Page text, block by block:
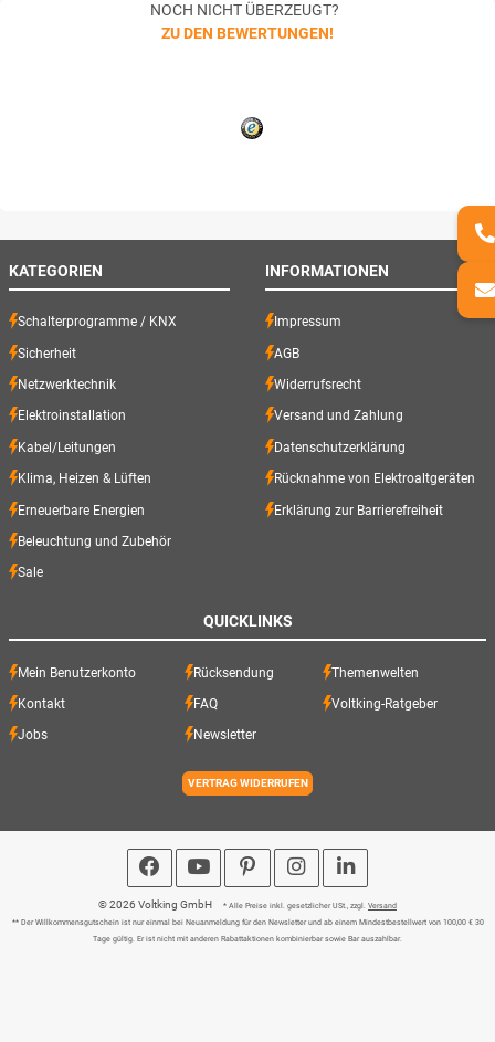
NOCH NICHT ÜBERZEUGT?
ZU DEN BEWERTUNGEN!
KATEGORIEN
Schalterprogramme / KNX
Sicherheit
Netzwerktechnik
Elektroinstallation
Kabel/Leitungen
Klima, Heizen & Lüften
Erneuerbare Energien
Beleuchtung und Zubehör
Sale
INFORMATIONEN
Impressum
AGB
Widerrufsrecht
Versand und Zahlung
Datenschutzerklärung
Rücknahme von Elektroaltgeräten
Erklärung zur Barrierefreiheit
QUICKLINKS
Mein Benutzerkonto Rücksendung Themenwelten
Kontakt FAQ Voltking-Ratgeber
Jobs Newsletter
VERTRAG WIDERRUFEN
© 2026 Voltking GmbH * Alle Preise inkl. gesetzlicher USt., zzgl. Versand
** Der Willkommensgutschein ist nur einmal bei Neuanmeldung für den Newsletter und ab einem Mindestbestellwert von 100,00 € 30
Tage gültig. Er ist nicht mit anderen Rabattaktionen kombinierbar sowie Bar auszahlbar.